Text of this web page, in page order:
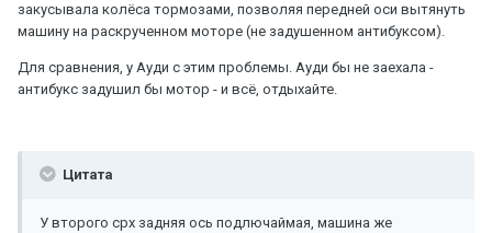
закусывала колёса тормозами, позволяя передней оси вытянуть
машину на раскрученном моторе (не задушенном антибуксом).
Для сравнения, у Ауди с этим проблемы. Ауди бы не заехала -
антибукс задушил бы мотор - и всё, отдыхайте.
Цитата
У второго срх задняя ось подлючаймая, машина же